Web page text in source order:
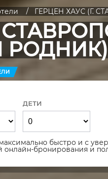
ГЕРЦЕН ХАУС (Г.
ДЕТИ
быстро и с
онлайн-бронирования и